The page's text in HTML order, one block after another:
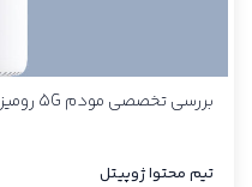
بررسی تخصصی مودم 5G رومیزی دی لینک 2000U
تیم محتوا ژوپیتل